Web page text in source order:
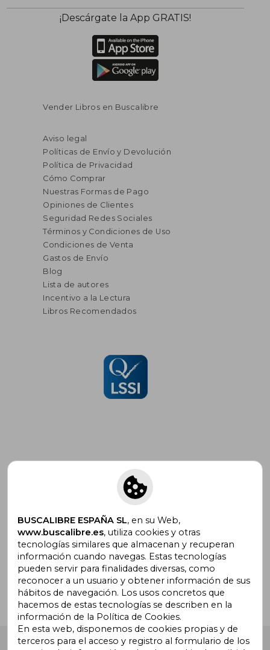
¡Descárgate la App GRATIS!
Vender Libros en Buscalibre
Aviso legal
Políticas de Envío y Devolución
Política de Privacidad
Cómo Comprar
Nuestras Formas de Pago
Opiniones de Clientes
Seguridad Redes Sociales
Términos y Condiciones de Uso
Condiciones de Venta
Gastos de Envío
Blog
Lista de autores
Incentivo a la Lectura
Libros Recomendados
Suscríbete para recibir ofertas y
promociones
¿Necesitas ayuda?
Ir a Centro de Soporte
Buscalibre España . Calle Energía, 65, Nave 3 (08940),
BUSCALIBRE ESPAÑA SL, en su Web,
www.buscalibre.es, utiliza cookies y otras
tecnologías similares que almacenan y recuperan
información cuando navegas. Estas tecnologías
pueden servir para finalidades diversas, como
reconocer a un usuario y obtener información de sus
hábitos de navegación. Los usos concretos que
hacemos de estas tecnologías se describen en la
información de la Política de Cookies.
En esta web, disponemos de cookies propias y de
terceros para el acceso y registro al formulario de los